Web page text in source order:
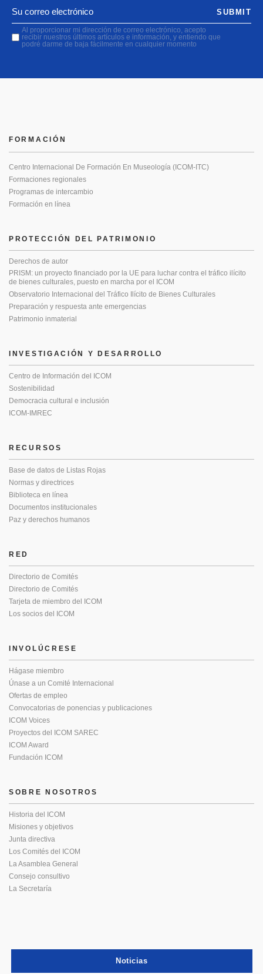
Al proporcionar mi dirección de correo electrónico, acepto
recibir nuestros últimos artículos e información, y entiendo que
podré darme de baja fácilmente en cualquier momento
SUBMIT
PROTECCIÓN DEL PATRIMONIO
Derechos de autor
PRISM: un proyecto financiado por la UE para luchar contra el tráfico ilícito
de bienes culturales, puesto en marcha por el ICOM
Observatorio Internacional del Tráfico Ilícito de Bienes Culturales
Preparación y respuesta ante emergencias
Patrimonio inmaterial
FORMACIÓN
Centro Internacional De Formación En Museología (ICOM-ITC)
Formaciones regionales
Programas de intercambio
Formación en línea
INVESTIGACIÓN Y DESARROLLO
Centro de Información del ICOM
Sostenibilidad
Democracia cultural e inclusión
ICOM-IMREC
RECURSOS
Base de datos de Listas Rojas
Normas y directrices
Biblioteca en línea
Documentos institucionales
Paz y derechos humanos
RED
Directorio de Comités
Directorio de Comités
Tarjeta de miembro del ICOM
Los socios del ICOM
INVOLÚCRESE
Hágase miembro
Únase a un Comité Internacional
Ofertas de empleo
Convocatorias de ponencias y publicaciones
ICOM Voices
Proyectos del ICOM SAREC
ICOM Award
Fundación ICOM
SOBRE NOSOTROS
Historia del ICOM
Misiones y objetivos
Junta directiva
Los Comités del ICOM
La Asamblea General
Consejo consultivo
La Secretaría
Noticias